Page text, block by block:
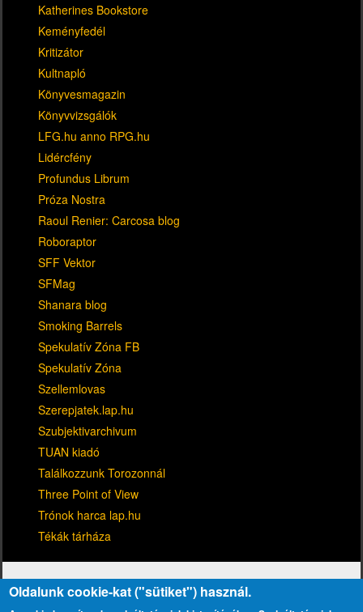
Katherines Bookstore
Keményfedél
Kritizátor
Kultnapló
Könyvesmagazin
Könyvvizsgálók
LFG.hu anno RPG.hu
Lidércfény
Profundus Librum
Próza Nostra
Raoul Renier: Carcosa blog
Roboraptor
SFF Vektor
SFMag
Shanara blog
Smoking Barrels
Spekulatív Zóna FB
Spekulatív Zóna
Szellemlovas
Szerepjatek.lap.hu
Szubjektivarchivum
TUAN kiadó
Találkozzunk Torozonnál
Three Point of View
Trónok harca lap.hu
Tékák tárháza
Oldalunk cookie-kat ("sütiket") használ.